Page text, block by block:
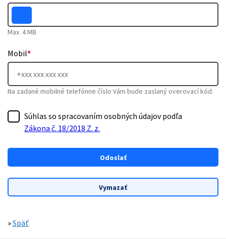
Max. 4 MB
Mobil*
Na zadané mobilné telefónne číslo Vám bude zaslaný overovací kód.
Súhlas so spracovaním osobných údajov podľa
Zákona č. 18/2018 Z. z.
»Späť